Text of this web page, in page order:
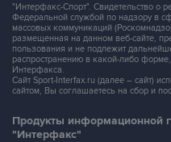
"Интерфакс-Спорт". Свидетельство
Федеральной службой по надзору в
массовых коммуникаций
размещенная на данном веб-сайте,
пользования и не подлежит
распространению в какой-либо
Интерфакса.
Сайт Sport-Interfax.ru (далее – сайт)
сайтом, Вы соглашаетесь на сбор и
Продукты информационной
"Интерфакс"